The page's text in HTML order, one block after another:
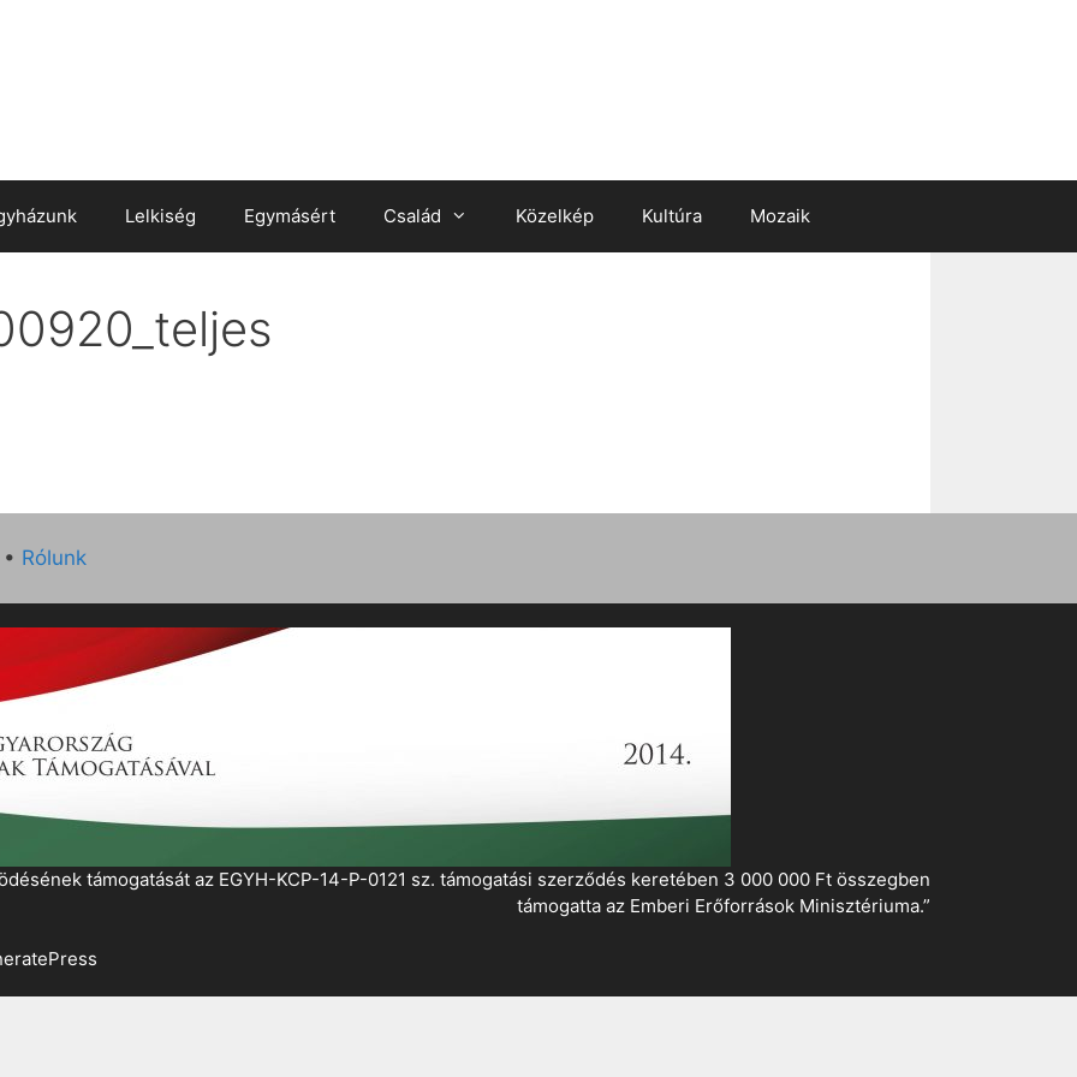
Lelkiség Egymásért Család Közelkép Kultúra Mozaik
• Rólunk
támogatását az EGYH-KCP-14-P-0121 sz. támogatási szerződés keretében 3 000 000 Ft összegben
támogatta az Emberi Erőforrások Minisztériuma.”